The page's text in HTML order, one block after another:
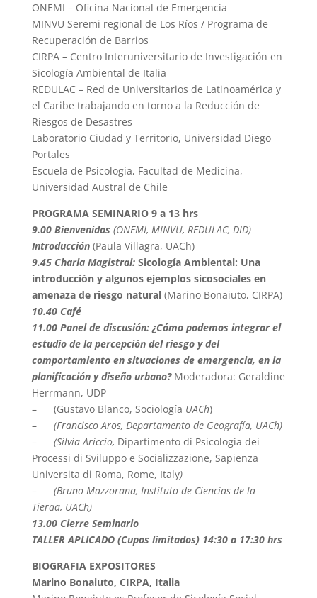
ONEMI – Oficina Nacional de Emergencia
MINVU Seremi regional de Los Ríos / Programa de
Recuperación de Barrios
CIRPA – Centro Interuniversitario de Investigación en
Sicología Ambiental de Italia
REDULAC – Red de Universitarios de Latinoamérica y
el Caribe trabajando en torno a la Reducción de
Riesgos de Desastres
Laboratorio Ciudad y Territorio, Universidad Diego
Portales
Escuela de Psicología, Facultad de Medicina,
Universidad Austral de Chile
PROGRAMA SEMINARIO 9 a 13 hrs
9.00 Bienvenidas (ONEMI, MINVU, REDULAC, DID)
Introducción (Paula Villagra, UACh)
9.45 Charla Magistral:Sicología Ambiental: Una
introducción y algunos ejemplos sicosociales en
amenaza de riesgo natural (Marino Bonaiuto, CIRPA)
10.40 Café
11.00 Panel de discusión: ¿Cómo podemos integrar el
estudio de la percepción del riesgo y del
comportamiento en situaciones de emergencia, en la
planificación y diseño urbano? Moderadora: Geraldine
Herrmann, UDP
– (Gustavo Blanco, Sociología UACh)
– (Francisco Aros, Departamento de Geografía, UACh)
– (Silvia Ariccio, Dipartimento di Psicologia dei
Processi di Sviluppo e Socializzazione, Sapienza
Universita di Roma, Rome, Italy)
– (Bruno Mazzorana, Instituto de Ciencias de la
Tieraa, UACh)
13.00 Cierre Seminario
TALLER APLICADO (Cupos limitados) 14:30 a 17:30 hrs
BIOGRAFIA EXPOSITORES
Marino Bonaiuto, CIRPA, Italia